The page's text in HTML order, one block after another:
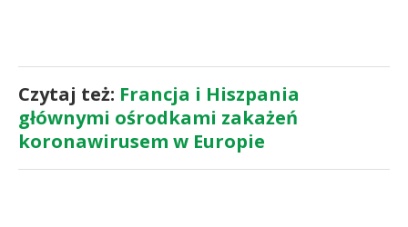
Czytaj też: Francja i Hiszpania
głównymi ośrodkami zakażeń
koronawirusem w Europie